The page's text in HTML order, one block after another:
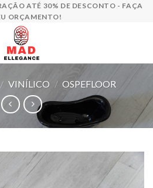
ATÉ 30% DE DESCONTO - FAÇA
ORÇAMENTO!
/ VINÍLICO / OSPEFLOOR